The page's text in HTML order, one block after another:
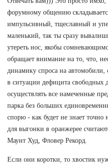
форумному общению
импульсивный, тщеславный и
маленький, так ты сразу
утереть нос, якобы
обращает внимание на то, что,
динамику спроса на автомобили,
в ситуации дефицита свободных
осуществлять все намеченные
парка без больших
спорю - как будет не знает
для выгонки в оранжерее
Маунт Худ, Фловер Рекорд.
Если они коротки, то хвостик